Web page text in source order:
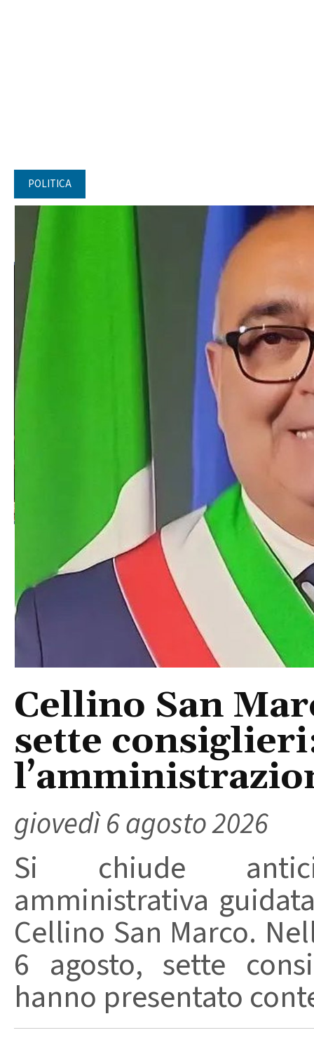
POLITICA
Cellino San
sette
giovedì 6 agosto 2026
Si chiude
amministrativa
Cellino San Marco.
6 agosto, sette
hanno presentato